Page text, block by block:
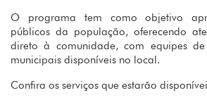
O programa tem como objetivo
públicos da população, oferecendo
direto à comunidade, com equipes de
municipais disponíveis no local.
Confira os serviços que estarão